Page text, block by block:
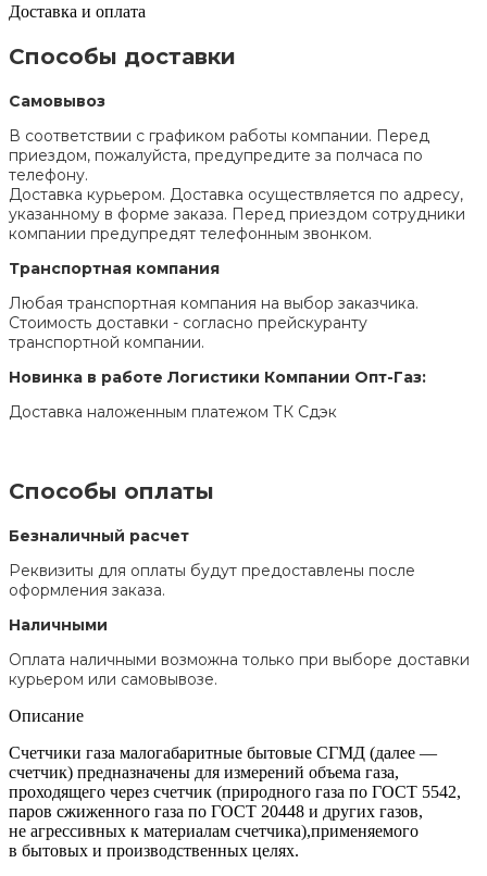
Доставка и оплата
Способы доставки
Самовывоз
В соответствии с графиком работы компании. Перед
приездом, пожалуйста, предупредите за полчаса по
телефону.
Доставка курьером. Доставка осуществляется по адресу,
указанному в форме заказа. Перед приездом сотрудники
компании предупредят телефонным звонком.
Транспортная компания
Любая транспортная компания на выбор заказчика.
Стоимость доставки - согласно прейскуранту
транспортной компании.
Новинка в работе Логистики Компании Опт-Газ:
Доставка наложенным платежом ТК Сдэк
Способы оплаты
Безналичный расчет
Реквизиты для оплаты будут предоставлены после
оформления заказа.
Наличными
Оплата наличными возможна только при выборе доставки
курьером или самовывозе.
Описание
Счетчики газа малогабаритные бытовые СГМД (далее —
счетчик) предназначены для измерений объема газа,
проходящего через счетчик (природного газа по ГОСТ 5542,
паров сжиженного газа по ГОСТ 20448 и других газов,
не агрессивных к материалам счетчика),применяемого
в бытовых и производственных целях.